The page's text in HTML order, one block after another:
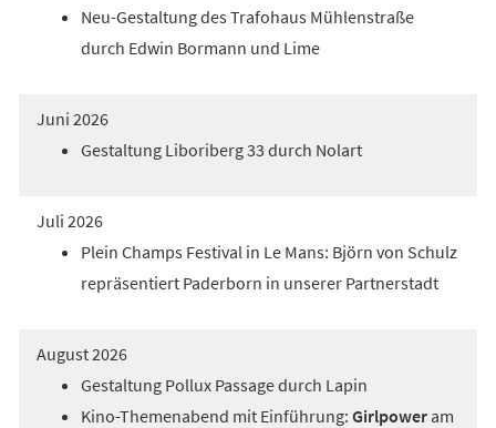
Neu-Gestaltung des Trafohaus Mühlenstraße
durch Edwin Bormann und Lime
Juni 2026
Gestaltung Liboriberg 33 durch Nolart
Juli 2026
Plein Champs Festival in Le Mans: Björn von Schulz
repräsentiert Paderborn in unserer Partnerstadt
August 2026
Gestaltung Pollux Passage durch Lapin
Kino-Themenabend mit Einführung: Girlpower am